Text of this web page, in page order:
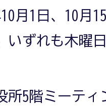
月1日、10月
いずれも木曜
所5階ミーティ